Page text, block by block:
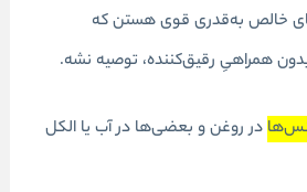
خالص به‌قدری قوی هستن که
همراهیِ رقیق‌کننده، توصیه نشه.
در روغن و بعضی‌ها در آب یا الکل